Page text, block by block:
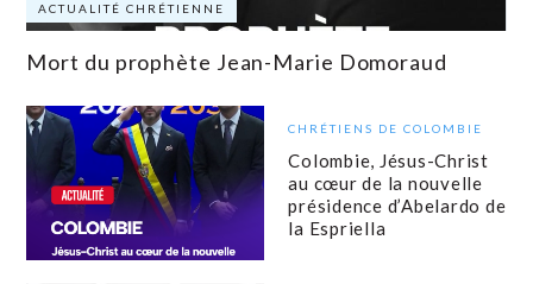
ACTUALITÉ CHRÉTIENNE
Mort du prophète Jean-Marie Domoraud
CHRÉTIENS DE COLOMBIE
Colombie, Jésus-Christ
au cœur de la nouvelle
présidence d’Abelardo de
la Espriella